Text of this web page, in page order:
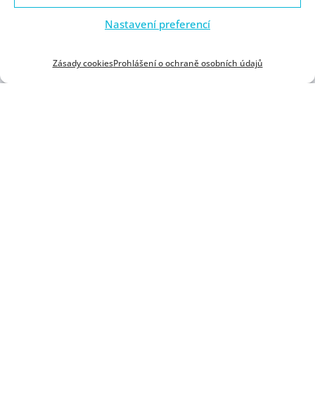
Nastavení preferencí
Zásady cookiesProhlášení o ochraně osobních údajů
National intelligence authorities
Fundamental rights safeguards and